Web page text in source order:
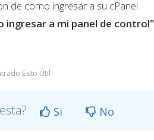
de como ingresar a su cPanel
ingresar a mi panel de control"
Esto Útil
Si No